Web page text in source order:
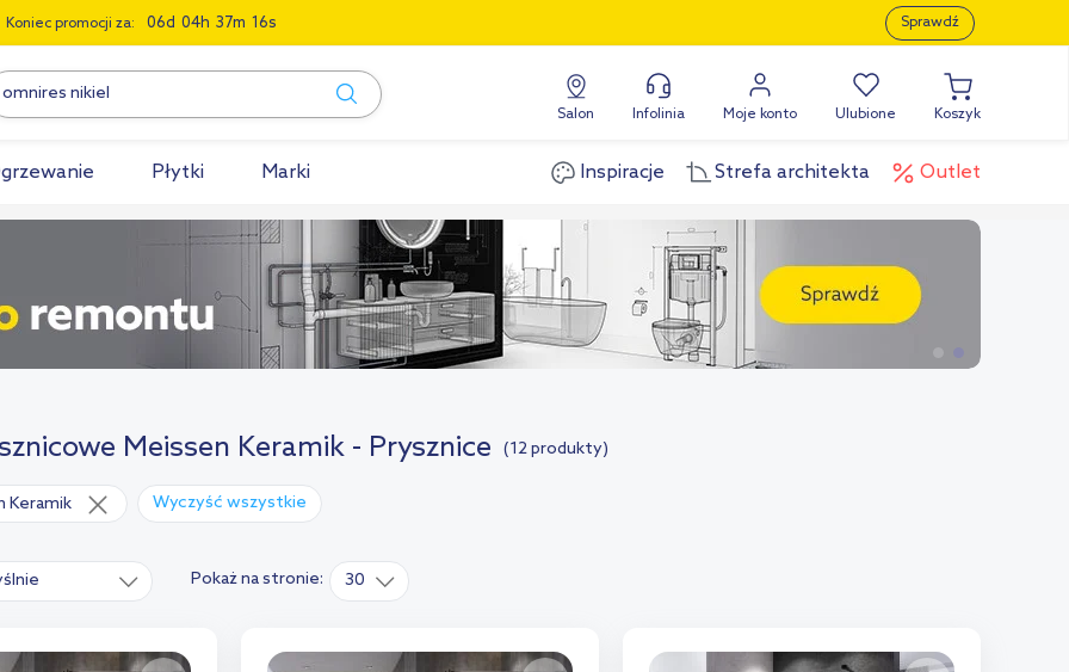
Koniec promocji za: 06 04 37 15 Sprawdź
Salon Infolinia Moje konto Ulubione Koszyk
Płytki Marki Inspiracje Strefa architekta Outlet
Meissen Keramik - Prysznice (12 produkty)
Keramik Wyczyść wszystkie
Pokaż na stronie: 30